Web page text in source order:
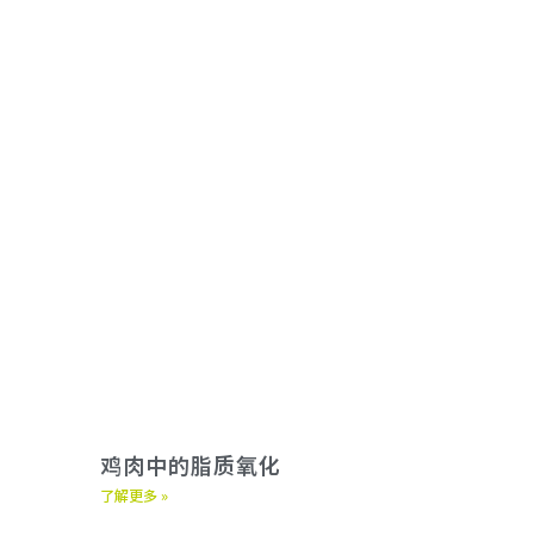
鸡肉中的脂质氧化
了解更多 »